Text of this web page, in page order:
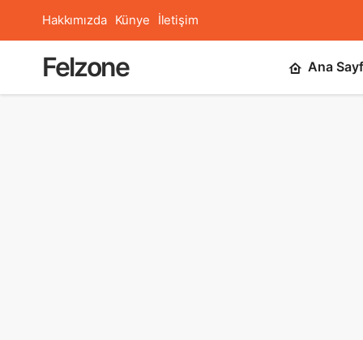
Hakkımızda Künye İletişim
Felzone Ana